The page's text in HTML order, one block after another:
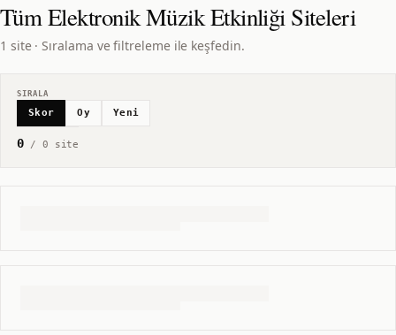
TümElektronik Müzik EtkinliğiSiteleri
1 site · Sıralama ve filtreleme ile keşfedin.
SIRALA
Skor Oy Yeni
0/ 0 site